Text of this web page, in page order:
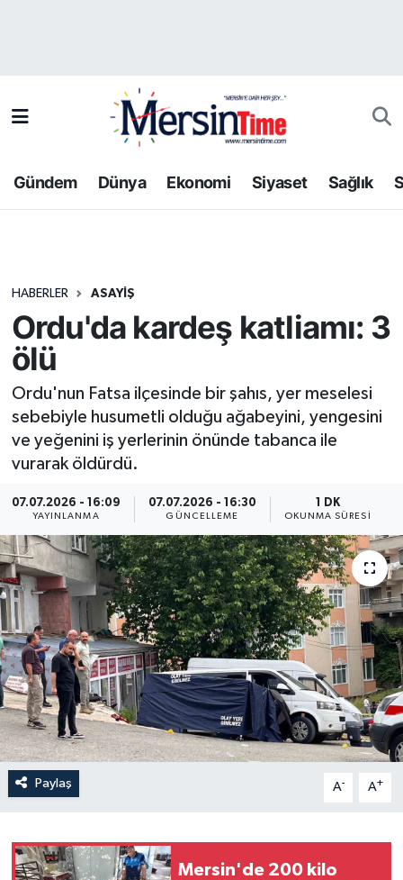
Gündem Dünya Ekonomi Siyaset Sağlık
HABERLER ASAYIŞ
Ordu'da kardeş katliamı: 3
ölü
Ordu'nun Fatsa ilçesinde bir şahıs, yer meselesi
sebebiyle husumetli olduğu ağabeyini, yengesini
ve yeğenini iş yerlerinin önünde tabanca ile
vurarak öldürdü.
07.07.2026 - 16:09
YAYINLANMA
07.07.2026 - 16:30
GÜNCELLEME
1 DK
OKUNMA SÜRESI
Paylaş A- A+
Mersin'de 200 kilo
Bilim-Teknoloji
Dünya
Ekonomi
Gündem
Kültür-Sanat
Resmi İlan
Spor
Yaşam
Trafik Durumu
Tüm Manşetler
Haber Arşivi